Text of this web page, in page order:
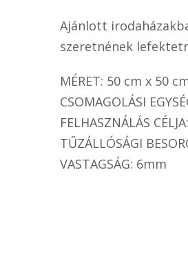
Ajánlott
szeretnének
MÉRET: 50 cm x 50
CSOMAGOLÁSI
FELHASZNÁLÁS
TŰZÁLLÓSÁGI
VASTAGSÁG: 6mm